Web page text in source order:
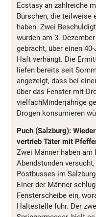
Ecstasy an zahlreiche
Burschen, die teilweise
haben. Zwei
wurden am 3.
gebracht, über einen
Haft verhängt. Die
liefen bereits seit
angezeigt, dass bei
über das Fenster mit
vielfachMinderjährige
Drogen konsumieren
Puch (Salzburg):
vertrieb Täter mit
Zwei Männer haben am
Abendstunden
Postbusses im
Einer der Männer
Fensterscheibe ein,
Haltestelle fuhr. Der